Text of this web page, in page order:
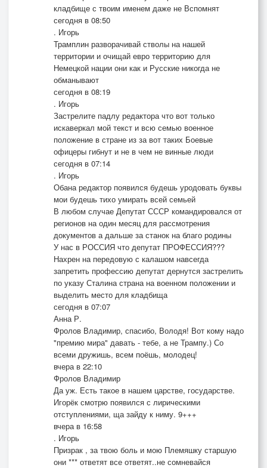
кладбище с твоим именем даже не Вспомнят
сегодня в 08:50
. Игорь
Трамплин разворачивай стволы на нашей
территории и очищай евро территорию для
Немецкой нации они как и Русские никогда не
обманывают
сегодня в 08:19
. Игорь
Застрелите падлу редактора что вот только
искаверкал мой текст и всю семью военное
положение в стране из за вот таких Боевые
офицеры гибнут и не в чем не винные люди
сегодня в 07:14
. Игорь
Обана редактор появился будешь уродовать буквы
мои будешь тихо умирать всей семьей
В любом случае Депутат СССР командировался от
регионов на один месяц для рассмотрения
документов а дальше за станок на благо родины
У нас в РОССИЯ что депутат ПРОФЕССИЯ???
Нахрен на передовую с калашом навсегда
запретить профессию депутат дернутся застрелить
по указу Сталина страна на военном положении и
выделить место для кладбища
сегодня в 07:07
Анна Р.
Фролов Владимир, спасибо, Володя! Вот кому надо
"премию мира" давать - тебе, а не Трампу.) Со
всеми дружишь, всем поёшь, молодец!
вчера в 22:10
Фролов Владимир
Да уж. Есть такое в нашем царстве, государстве.
Игорёк смотрю появился с лирическими
отступлениями, ща зайду к ниму. 9+++
вчера в 16:58
. Игорь
Призрак , за твою боль и мою Племяшку старшую
они *** ответят все ответят..не сомневайся